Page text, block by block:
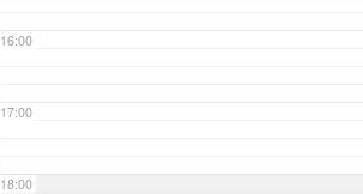
16:00
17:00
18:00